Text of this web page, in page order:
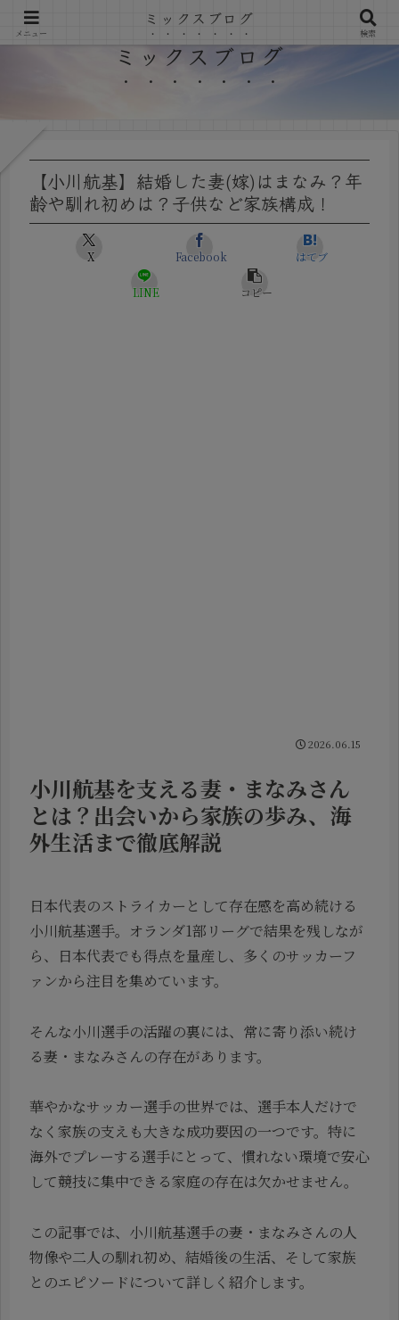
ミックスブログ
【小川航基】結婚した妻(嫁)はまなみ？年
齢や馴れ初めは？子供など家族構成！
X Facebook はてブ
LINE コピー
2026.06.15
小川航基を支える妻・まなみさん
とは？出会いから家族の歩み、海
外生活まで徹底解説
日本代表のストライカーとして存在感を高め続ける
小川航基選手。オランダ1部リーグで結果を残しなが
ら、日本代表でも得点を量産し、多くのサッカーフ
ァンから注目を集めています。
そんな小川選手の活躍の裏には、常に寄り添い続け
る妻・まなみさんの存在があります。
華やかなサッカー選手の世界では、選手本人だけで
なく家族の支えも大きな成功要因の一つです。特に
海外でプレーする選手にとって、慣れない環境で安心
して競技に集中できる家庭の存在は欠かせません。
この記事では、小川航基選手の妻・まなみさんの人
物像や二人の馴れ初め、結婚後の生活、そして家族
とのエピソードについて詳しく紹介します。
メニュー
ミックスブログ
検索